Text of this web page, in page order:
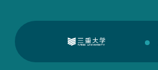
三重大学